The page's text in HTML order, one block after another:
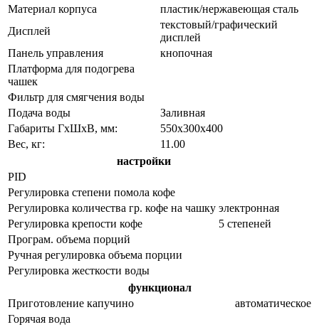
Материал корпуса
пластик/нержавеющая сталь
Дисплей
текстовый/графический
дисплей
Панель управления
кнопочная
Платформа для подогрева
чашек
Фильтр для смягчения воды
Подача воды
Заливная
Габариты ГхШхВ, мм:
550х300х400
Вес, кг:
11.00
настройки
PID
Регулировка степени помола кофе
Регулировка количества гр. кофе на чашку электронная
Регулировка крепости кофе
5 степеней
Програм. объема порций
Ручная регулировка объема порции
Регулировка жесткости воды
функционал
Приготовление капучино
автоматическое
Горячая вода